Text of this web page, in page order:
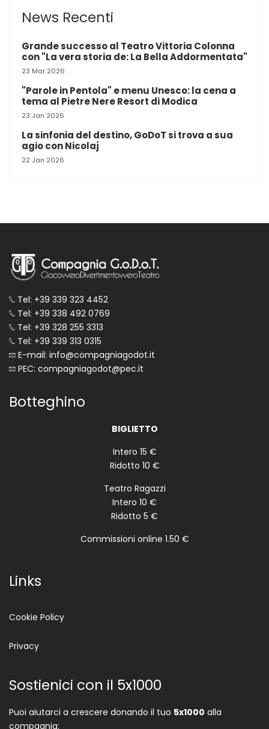
News Recenti
Grande successo al Teatro Vittoria Colonna
con "La vera storia de: La Bella Addormentata"
23 Mar 2026
"Parole in Pentola" e menu Unesco: la cena a
tema al Pietre Nere Resort di Modica
23 Jan 2026
La sinfonia del destino, GoDoT si trova a sua
agio con Nicolaj
22 Jan 2026
Tel: +39 339 323 4452
Tel: +39 338 492 0769
Tel: +39 328 255 3313
Tel: +39 339 313 0315
E-mail: info@compagniagodot.it
PEC: compagniagodot@pec.it
Botteghino
BIGLIETTO
Intero 15 €
Ridotto 10 €
Teatro Ragazzi
Intero 10 €
Ridotto 5 €
Commissioni online 1.50 €
Links
Cookie Policy
Privacy
Sostienici con il 5x1000
Puoi aiutarci a crescere donando il tuo 5x1000 alla
compagnia: